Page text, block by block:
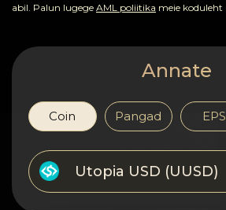
Konfidentsiaalsus
Kontaktid
Wiki
abil. Palun lugege AML poliitika meie koduleht
Annate
Coin Pangad EPS
Utopia USD (UUSD)